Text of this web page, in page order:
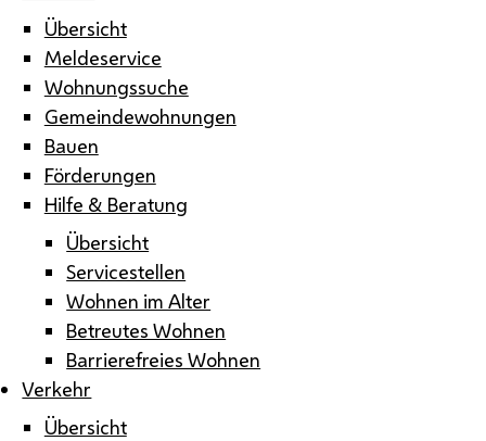
Übersicht
Meldeservice
Wohnungssuche
Gemeindewohnungen
Bauen
Förderungen
Hilfe & Beratung
Übersicht
Servicestellen
Wohnen im Alter
Betreutes Wohnen
Barrierefreies Wohnen
Verkehr
Übersicht